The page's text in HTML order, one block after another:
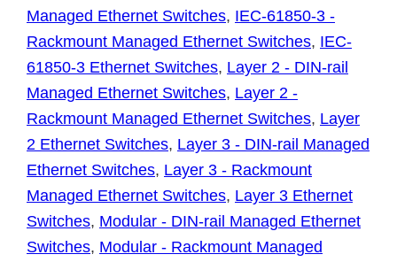
Managed Ethernet Switches, IEC-61850-3 -
Rackmount Managed Ethernet Switches, IEC-
61850-3 Ethernet Switches, Layer 2 - DIN-rail
Managed Ethernet Switches, Layer 2 -
Rackmount Managed Ethernet Switches, Layer
2 Ethernet Switches, Layer 3 - DIN-rail Managed
Ethernet Switches, Layer 3 - Rackmount
Managed Ethernet Switches, Layer 3 Ethernet
Switches, Modular - DIN-rail Managed Ethernet
Switches, Modular - Rackmount Managed